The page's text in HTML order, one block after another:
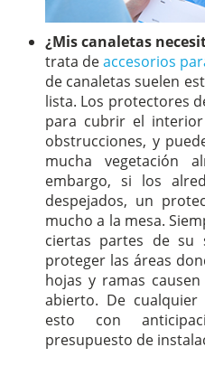
¿Mis canaletas
trata deaccesorios
de canaletas suelen
lista. Los protectores
para cubrir el
obstrucciones, y
mucha vegetación
embargo, si los
despejados, un
mucho a la mesa.
ciertas partes de su
proteger las áreas
hojas y ramas
abierto. De
esto con
presupuesto de